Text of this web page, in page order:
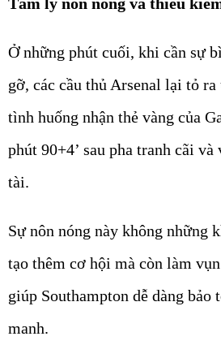
Ở những phút cuối, khi cần sự
gỡ, các cầu thủ Arsenal lại tỏ
tình huống nhận thẻ vàng của
phút 90+4’ sau pha tranh cãi
tài.
Sự nôn nóng này không những
tạo thêm cơ hội mà còn làm
giúp Southampton dễ dàng bảo
manh.